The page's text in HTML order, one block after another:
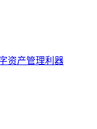
资产管理利器